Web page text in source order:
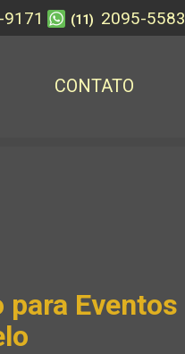
CONTATO
(11) 2095-5583
Eventos